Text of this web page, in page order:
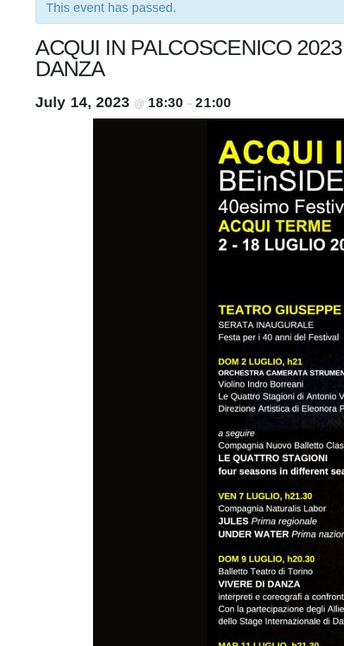
This event has passed.
ACQUI IN PALCOSCENICO
DANZA
July 14, 2023 @ 18:30–21:00